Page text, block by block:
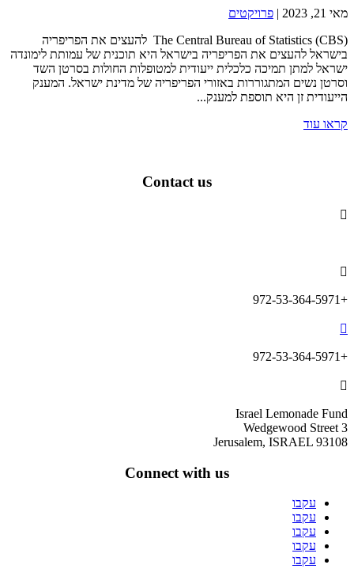
מאי 21, 2023 | פרויקטים
The Central Bureau of Statistics (CBS) להעצים את הפריפריה
בישראל להעצים את הפריפריה בישראל היא תוכנית של עמותת לימונדה
ישראל למתן תמיכה כלכלית ייעודית למטופלות החולות בסרטן השד
וסרטן נשים המתגוררות באזורי הפריפריה של מדינת ישראל. המענק
הייעודית זן היא תוספת למענק...
קראו עוד
Contact us


+972-53-364-5971

+972-53-364-5971

Israel Lemonade Fund
3 Wedgewood Street
Jerusalem, ISRAEL 93108
Connect with us
עקבו
עקבו
עקבו
עקבו
עקבו